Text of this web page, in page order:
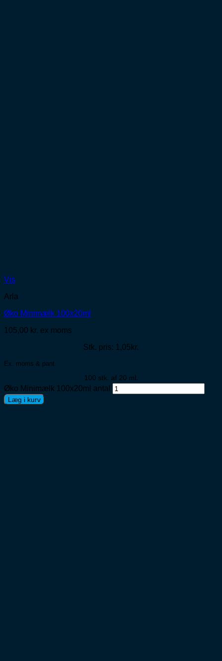
Vis
Arla
Øko Minimælk 100x20ml
105,00 kr. ex moms
Stk. pris: 1,05kr.
Ex. moms & pant
100 stk. af 20 ml.
Øko Minimælk 100x20ml antal
Læg i kurv